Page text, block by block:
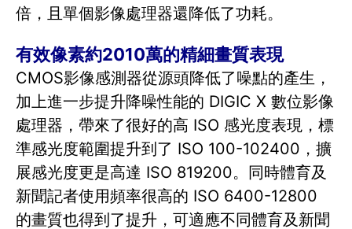
倍，且單個影像處理器還降低了功耗。
有效像素約2010萬的精細畫質表現
CMOS影像感測器從源頭降低了噪點的產生，
加上進一步提升降噪性能的 DIGIC X 數位影像
處理器，帶來了很好的高 ISO 感光度表現，標
準感光度範圍提升到了 ISO 100-102400，擴
展感光度更是高達 ISO 819200。同時體育及
新聞記者使用頻率很高的 ISO 6400-12800
的畫質也得到了提升，可適應不同體育及新聞